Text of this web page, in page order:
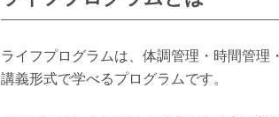
ライフプログラムは、体調管理・時間管理
講義形式で学べるプログラムです。